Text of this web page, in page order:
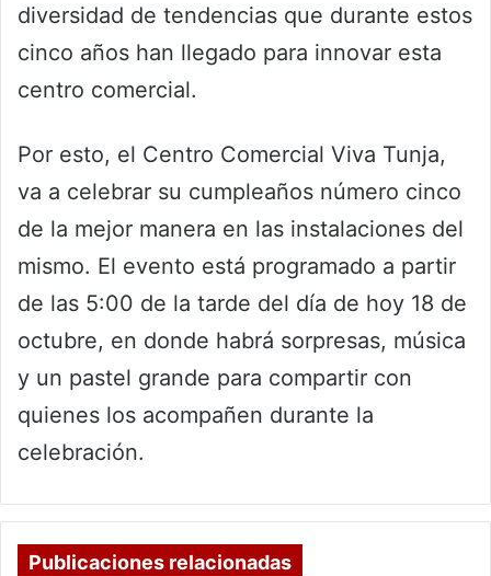
diversidad de tendencias que durante estos
cinco años han llegado para innovar esta
centro comercial.
Por esto, el Centro Comercial Viva Tunja,
va a celebrar su cumpleaños número cinco
de la mejor manera en las instalaciones del
mismo. El evento está programado a partir
de las 5:00 de la tarde del día de hoy 18 de
octubre, en donde habrá sorpresas, música
y un pastel grande para compartir con
quienes los acompañen durante la
celebración.
Publicaciones relacionadas